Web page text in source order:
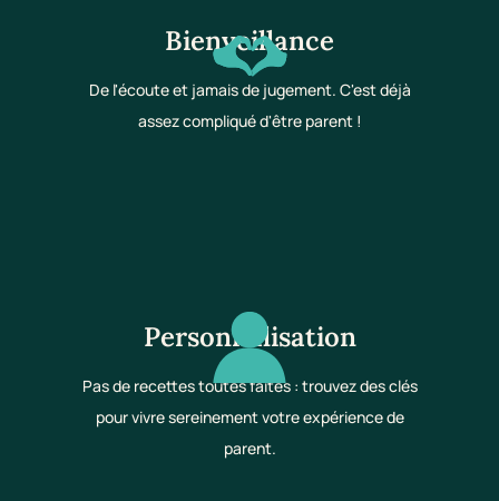
Bienveillance
De l'écoute et jamais de jugement. C'est déjà
assez compliqué d'être parent !
Personnalisation
Pas de recettes toutes faites : trouvez des clés
pour vivre sereinement votre expérience de
parent.